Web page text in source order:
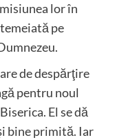
lor în
pe
de despărţire
pentru noul
El se dă
bine primită. Iar